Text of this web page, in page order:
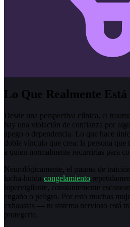
Lo Que Realmente Está
Desde una perspectiva clínica, el
hay una violación de confianza por
apego o dependencia. Lo que hace
doble vínculo que crea: la persona que
a quien normalmente recurrirías para
Neurológicamente, el trauma de
lucha-huida-congelamiento
hipervigilante, constantemente
engaño o peligro. Por esto muchas
exhaustas — tu sistema nervioso está
protegerte.